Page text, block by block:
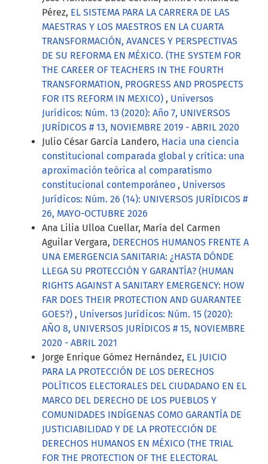
Pérez, EL SISTEMA PARA LA CARRERA DE LAS
MAESTRAS Y LOS MAESTROS EN LA CUARTA
TRANSFORMACIÓN, AVANCES Y PERSPECTIVAS
DE SU REFORMA EN MÉXICO. (THE SYSTEM FOR
THE CAREER OF TEACHERS IN THE FOURTH
TRANSFORMATION, PROGRESS AND PROSPECTS
FOR ITS REFORM IN MEXICO) , Universos
Jurídicos: Núm. 13 (2020): Año 7, UNIVERSOS
JURÍDICOS # 13, NOVIEMBRE 2019 - ABRIL 2020
Julio César García Landero, Hacia una ciencia
constitucional comparada global y crítica: una
aproximación teórica al comparatismo
constitucional contemporáneo , Universos
Jurídicos: Núm. 26 (14): UNIVERSOS JURÍDICOS #
26, MAYO-OCTUBRE 2026
Ana Lilia Ulloa Cuellar, María del Carmen
Aguilar Vergara, DERECHOS HUMANOS FRENTE A
UNA EMERGENCIA SANITARIA: ¿HASTA DÓNDE
LLEGA SU PROTECCIÓN Y GARANTÍA? (HUMAN
RIGHTS AGAINST A SANITARY EMERGENCY: HOW
FAR DOES THEIR PROTECTION AND GUARANTEE
GOES?) , Universos Jurídicos: Núm. 15 (2020):
AÑO 8, UNIVERSOS JURÍDICOS # 15, NOVIEMBRE
2020 - ABRIL 2021
Jorge Enrique Gómez Hernández, EL JUICIO
PARA LA PROTECCIÓN DE LOS DERECHOS
POLÍTICOS ELECTORALES DEL CIUDADANO EN EL
MARCO DEL DERECHO DE LOS PUEBLOS Y
COMUNIDADES INDÍGENAS COMO GARANTÍA DE
JUSTICIABILIDAD Y DE LA PROTECCIÓN DE
DERECHOS HUMANOS EN MÉXICO (THE TRIAL
FOR THE PROTECTION OF THE ELECTORAL